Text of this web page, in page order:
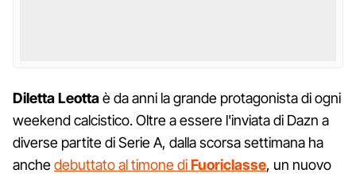
Diletta Leottaè da anni la grande protagonista di ogni
weekend calcistico. Oltre a essere l'inviata di Dazn a
diverse partite di Serie A, dalla scorsa settimana ha
anchedebuttato al timone diFuoriclasse, un nuovo